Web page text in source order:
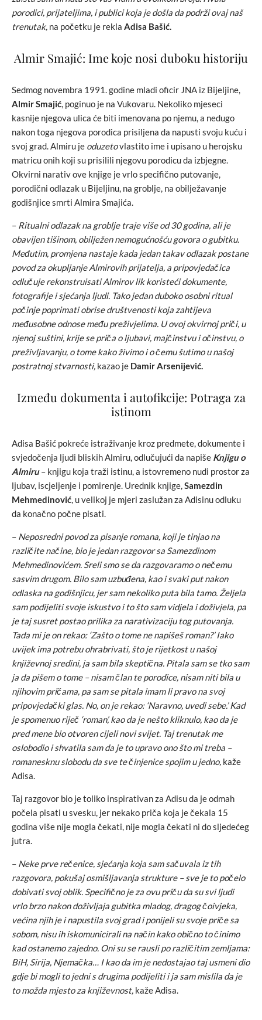
porodici, prijateljima, i publici koja je došla da podrži ovaj naš
trenutak, na početku je rekla Adisa Bašić.
Almir Smajić: Ime koje nosi duboku historiju
Sedmog novembra 1991. godine mladi oficir JNA iz Bijeljine,
Almir Smajić, poginuo je na Vukovaru. Nekoliko mjeseci
kasnije njegova ulica će biti imenovana po njemu, a nedugo
nakon toga njegova porodica prisiljena da napusti svoju kuću i
svoj grad. Almiru je oduzetovlastito ime i upisano u herojsku
matricu onih koji su prisilili njegovu porodicu da izbjegne.
Okvirni narativ ove knjige je vrlo specifično putovanje,
porodični odlazak u Bijeljinu, na groblje, na obilježavanje
godišnjice smrti Almira Smajića.
– Ritualni odlazak na groblje traje više od 30 godina, ali je
obavijen tišinom, obilježen nemogućnošću govora o gubitku.
Međutim, promjena nastaje kada jedan takav odlazak postane
povod za okupljanje Almirovih prijatelja, a pripovjedačica
odlučuje rekonstruisati Almirov lik koristeći dokumente,
fotografije i sjećanja ljudi. Tako jedan duboko osobni ritual
počinje poprimati obrise društvenosti koja zahtijeva
međusobne odnose među preživjelima. U ovoj okvirnoj priči, u
njenoj suštini, krije se priča o ljubavi, majčinstvu i očinstvu, o
preživljavanju, o tome kako živimo i o čemu šutimo u našoj
postratnoj stvarnosti, kazao je DamirArsenijević.
Između dokumenta i autofikcije: Potraga za
istinom
Adisa Bašić pokreće istraživanje kroz predmete, dokumente i
svjedočenja ljudi bliskih Almiru, odlučujući da napiše Knjigu o
Almiru– knjigu koja traži istinu, a istovremeno nudi prostor za
ljubav, iscjeljenje i pomirenje. Urednik knjige,Samezdin
Mehmedinović, u velikoj je mjeri zaslužan za Adisinu odluku
da konačno počne pisati.
– Neposredni povod za pisanje romana, koji je tinjao na
različite načine, bio je jedan razgovor sa Samezdinom
Mehmedinovićem. Sreli smo se da razgovaramo o nečemu
sasvim drugom. Bilo sam uzbuđena, kao i svaki put nakon
odlaska na godišnjicu, jer sam nekoliko puta bila tamo. Željela
sam podijeliti svoje iskustvo i to što sam vidjela i doživjela, pa
je taj susret postao prilika za narativizaciju tog putovanja.
Tada mi je on rekao: ‘Zašto o tome ne napišeš roman?’ Iako
uvijek ima potrebu ohrabrivati, što je rijetkost u našoj
književnoj sredini, ja sam bila skeptična. Pitala sam se tko sam
ja da pišem o tome – nisam član te porodice, nisam niti bila u
njihovim pričama, pa sam se pitala imam li pravo na svoj
pripovjedački glas. No, on je rekao: ‘Naravno, uvedi sebe.’ Kad
je spomenuo riječ ‘roman’, kao da je nešto kliknulo, kao da je
pred mene bio otvoren cijeli novi svijet. Taj trenutak me
oslobodio i shvatila sam da je to upravo ono što mi treba –
romanesknu slobodu da sve te činjenice spojim u jedno, kaže
Adisa.
Taj razgovor bio je toliko inspirativan za Adisu da je odmah
počela pisati u svesku, jer nekako priča koja je čekala 15
godina više nije mogla čekati, nije mogla čekati ni do sljedećeg
jutra.
– Neke prve rečenice, sjećanja koja sam sačuvala iz tih
razgovora, pokušaj osmišljavanja strukture – sve je to počelo
dobivati svoj oblik. Specifično je za ovu priču da su svi ljudi
vrlo brzo nakon doživljaja gubitka mladog, dragog čoivjeka,
većina njih je i napustila svoj grad i ponijeli su svoje priče sa
sobom, nisu ih iskomunicirali na način kako obično to činimo
kad ostanemo zajedno. Oni su se rausli po različitim zemljama:
BiH, Sirija, Njemačka… I kao da im je nedostajao taj usmeni dio
gdje bi mogli to jedni s drugima podijeliti i ja sam mislila da je
to možda mjesto za književnost, kaže Adisa.